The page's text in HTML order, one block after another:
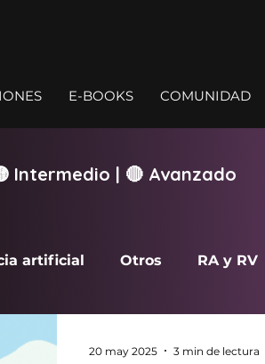
E-BOOKS COMUNIDAD
Intermedio | 🔴 Avanzado
artificial Otros RA y RV
20 may 2025 3 min de lectura